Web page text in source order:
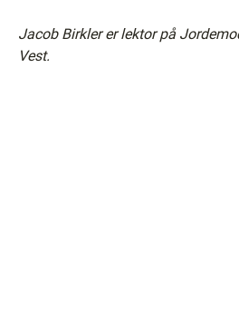
Jacob Birkler er lektor på
Vest.